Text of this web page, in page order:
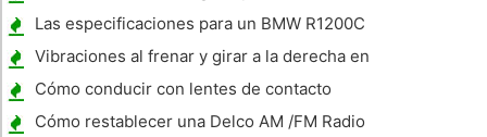
Las especificaciones para un BMW R1200C
Motorcycle 2004
Vibraciones al frenar y girar a la derecha en
un Chevy Colorado 2005
Cómo conducir con lentes de contacto
Cómo restablecer una Delco AM /FM Radio